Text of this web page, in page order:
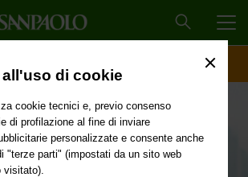
di cookie
cookie tecnici e, previo consenso
di profilazione al fine di inviare
personalizzate e consente anche
"terze parti" (impostati da un sito web
visitato).